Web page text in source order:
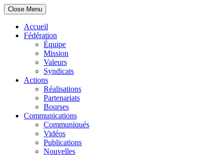
Close Menu
Accueil
Fédération
Équipe
Mission
Valeurs
Syndicats
Actions
Réalisations
Partenariats
Bourses
Communications
Communiqués
Vidéos
Publications
Nouvelles